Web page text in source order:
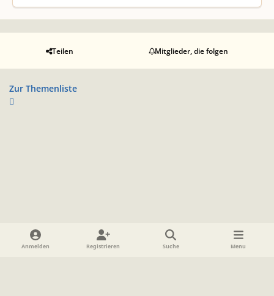
Teilen Mitglieder, die folgen
Zur Themenliste
Heller Modus
Dunkler ModusSystemeinstellung
Anmelden Registrieren Suche Menu